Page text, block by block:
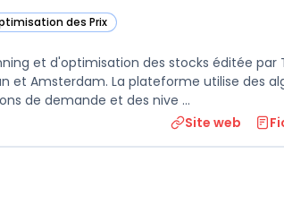
des Prix
dans cette catégorie
et d'optimisation des stocks éditée par
et Amsterdam. La plateforme utilise des
de demande et des nive ...
Site web